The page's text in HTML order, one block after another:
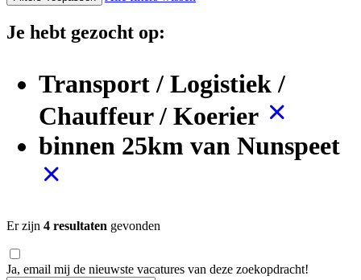
Je hebt gezocht op:
Transport / Logistiek /
Chauffeur / Koerier
binnen 25km van Nunspeet
Er zijn 4 resultaten gevonden
Ja, email mij de nieuwste vacatures van deze zoekopdracht!